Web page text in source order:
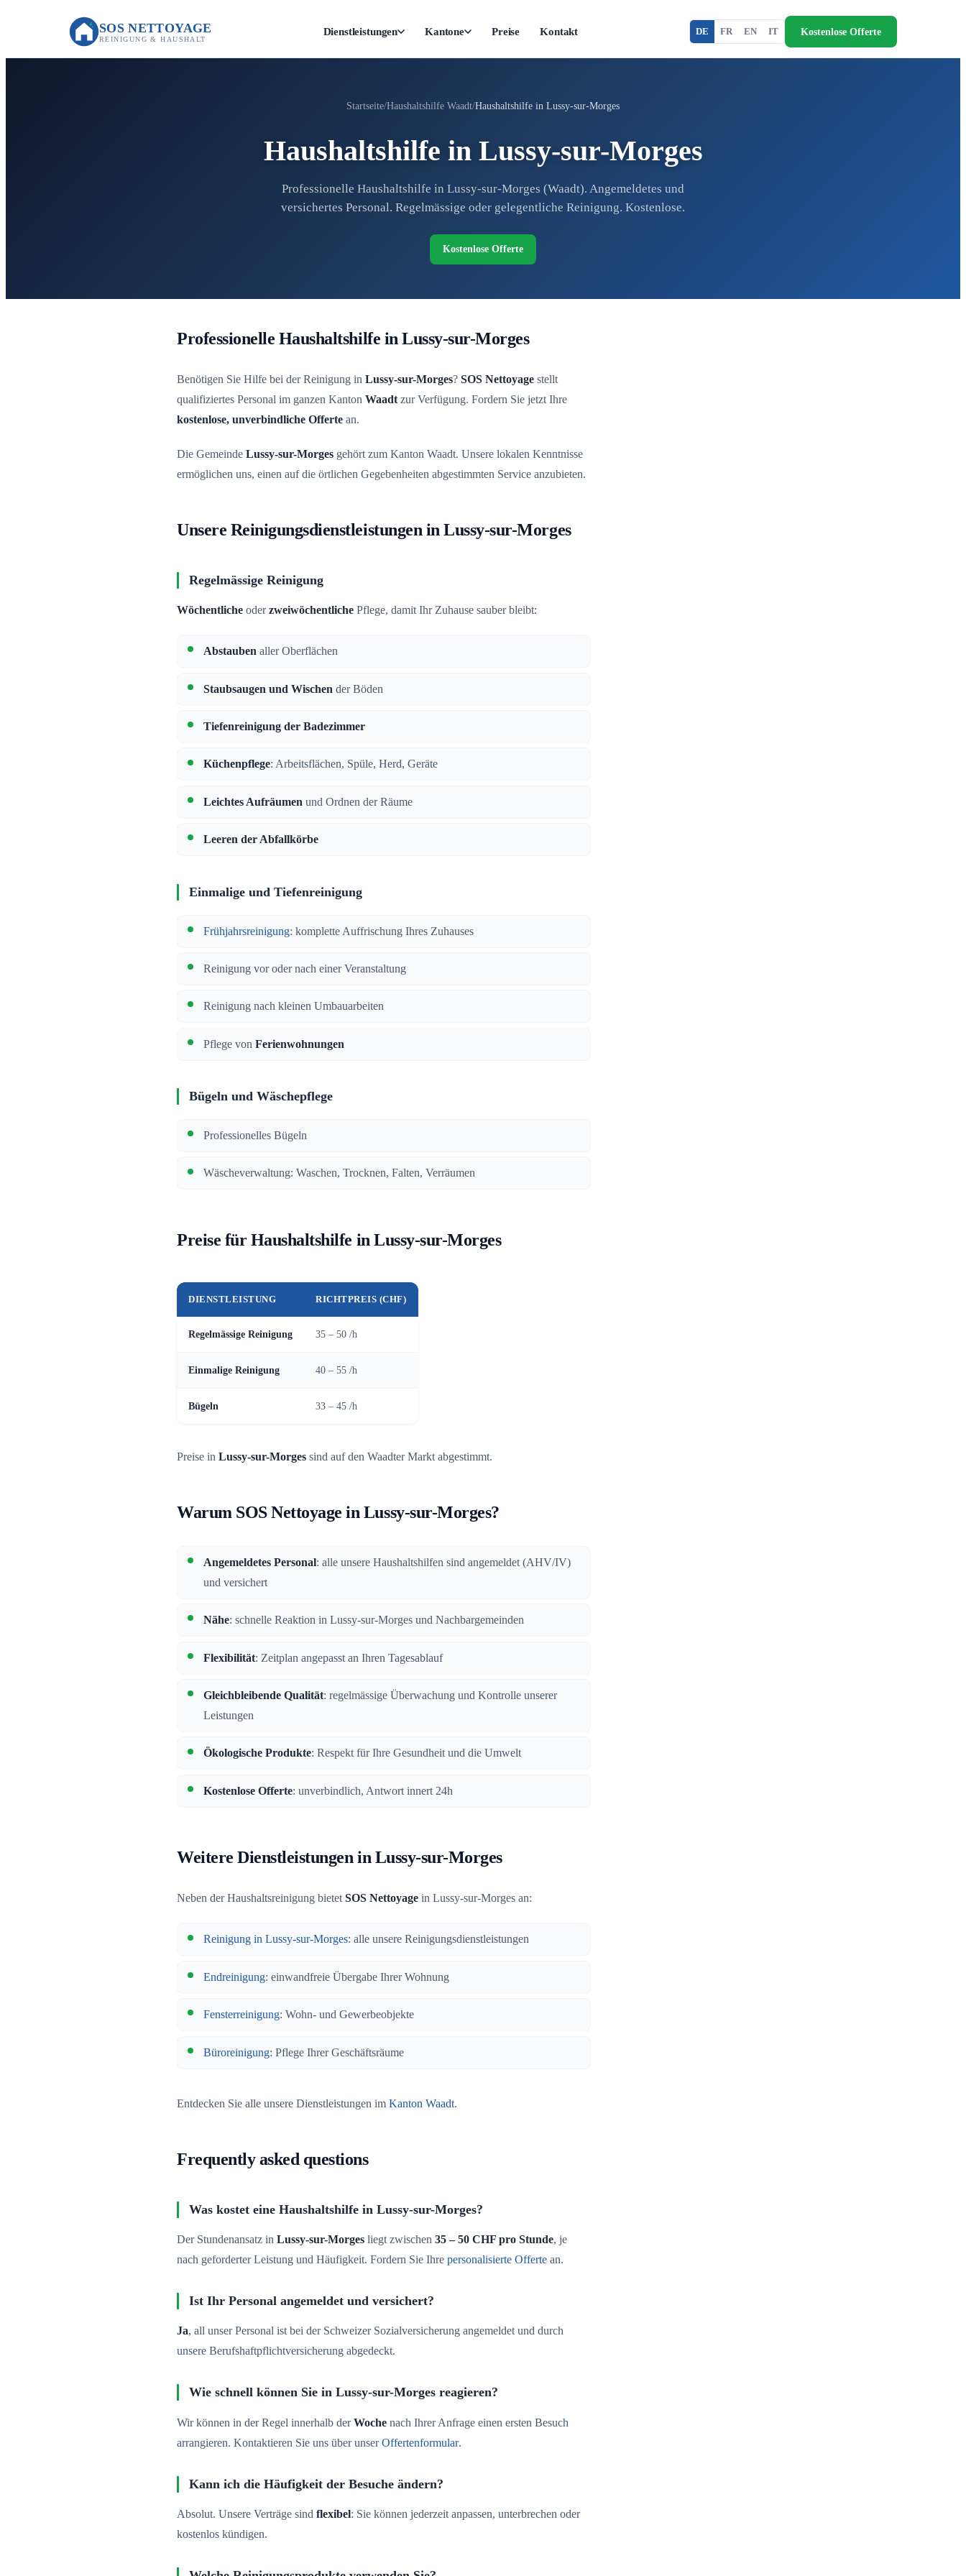
SOS NETTOYAGE
REINIGUNG & HAUSHALT
Dienstleistungen Kantone Preise Kontakt DE FR EN IT Kostenlose Offerte
Startseite Haushaltshilfe Waadt Haushaltshilfe in Lussy-sur-Morges
Haushaltshilfe in Lussy-sur-Morges
Professionelle Haushaltshilfe in Lussy-sur-Morges (Waadt). Angemeldetes und
versichertes Personal. Regelmässige oder gelegentliche Reinigung. Kostenlose.
Kostenlose Offerte
Professionelle Haushaltshilfe in Lussy-sur-Morges
Benötigen Sie Hilfe bei der Reinigung in Lussy-sur-Morges? SOS Nettoyage stellt
qualifiziertes Personal im ganzen Kanton Waadtzur Verfügung. Fordern Sie jetzt Ihre
kostenlose, unverbindliche Offerte an.
Die Gemeinde Lussy-sur-Morges gehört zum Kanton Waadt. Unsere lokalen Kenntnisse
ermöglichen uns, einen auf die örtlichen Gegebenheiten abgestimmten Service anzubieten.
Unsere Reinigungsdienstleistungen in Lussy-sur-Morges
Regelmässige Reinigung
Wöchentliche oderzweiwöchentliche Pflege, damit Ihr Zuhause sauber bleibt:
Abstauben aller Oberflächen
Staubsaugen und Wischen der Böden
Tiefenreinigung der Badezimmer
Küchenpflege: Arbeitsflächen, Spüle, Herd, Geräte
Leichtes Aufräumen und Ordnen der Räume
Leeren der Abfallkörbe
Einmalige und Tiefenreinigung
Frühjahrsreinigung: komplette Auffrischung Ihres Zuhauses
Reinigung vor oder nach einer Veranstaltung
Reinigung nach kleinen Umbauarbeiten
Pflege von Ferienwohnungen
Bügeln und Wäschepflege
Professionelles Bügeln
Wäscheverwaltung: Waschen, Trocknen, Falten, Verräumen
Preise für Haushaltshilfe in Lussy-sur-Morges
DIENSTLEISTUNG RICHTPREIS (CHF)
Regelmässige Reinigung 35 – 50 /h
Einmalige Reinigung 40 – 55 /h
Bügeln 33 – 45 /h
Preise in Lussy-sur-Morges sind auf den Waadter Markt abgestimmt.
Warum SOS Nettoyage in Lussy-sur-Morges?
Angemeldetes Personal: alle unsere Haushaltshilfen sind angemeldet (AHV/IV)
und versichert
Nähe: schnelle Reaktion in Lussy-sur-Morges und Nachbargemeinden
Flexibilität: Zeitplan angepasst an Ihren Tagesablauf
Gleichbleibende Qualität: regelmässige Überwachung und Kontrolle unserer
Leistungen
Ökologische Produkte: Respekt für Ihre Gesundheit und die Umwelt
Kostenlose Offerte: unverbindlich, Antwort innert 24h
Weitere Dienstleistungen in Lussy-sur-Morges
Neben der Haushaltsreinigung bietetSOS Nettoyage in Lussy-sur-Morges an:
Reinigung in Lussy-sur-Morges: alle unsere Reinigungsdienstleistungen
Endreinigung: einwandfreie Übergabe Ihrer Wohnung
Fensterreinigung: Wohn- und Gewerbeobjekte
Büroreinigung: Pflege Ihrer Geschäftsräume
Entdecken Sie alle unsere Dienstleistungen im Kanton Waadt.
Frequently asked questions
Was kostet eine Haushaltshilfe in Lussy-sur-Morges?
Der Stundenansatz in Lussy-sur-Morges liegt zwischen 35 – 50 CHF pro Stunde, je
nach geforderter Leistung und Häufigkeit. Fordern Sie Ihre personalisierte Offerte an.
Ist Ihr Personal angemeldet und versichert?
Ja, all unser Personal ist bei der Schweizer Sozialversicherung angemeldet und durch
unsere Berufshaftpflichtversicherung abgedeckt.
Wie schnell können Sie in Lussy-sur-Morges reagieren?
Wir können in der Regel innerhalb derWoche nach Ihrer Anfrage einen ersten Besuch
arrangieren. Kontaktieren Sie uns über unserOffertenformular.
Kann ich die Häufigkeit der Besuche ändern?
Absolut. Unsere Verträge sind flexibel: Sie können jederzeit anpassen, unterbrechen oder
kostenlos kündigen.